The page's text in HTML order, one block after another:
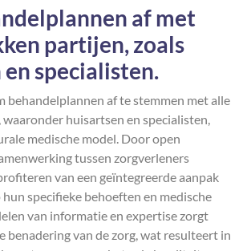
af met
partijen, zoals
specialisten.
behandelplannen af te stemmen met alle
huisartsen en specialisten,
medische model. Door open
tussen zorgverleners
van een geïntegreerde aanpak
specifieke behoeften en medische
van informatie en expertise zorgt
benadering van de zorg, wat resulteert in